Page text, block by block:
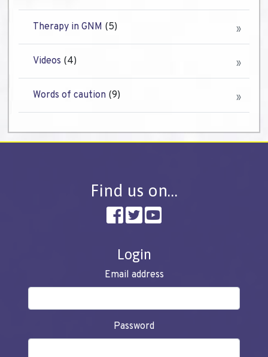
Therapy in GNM (5)
Videos (4)
Words of caution (9)
Find us on…
Login
Email address
Password